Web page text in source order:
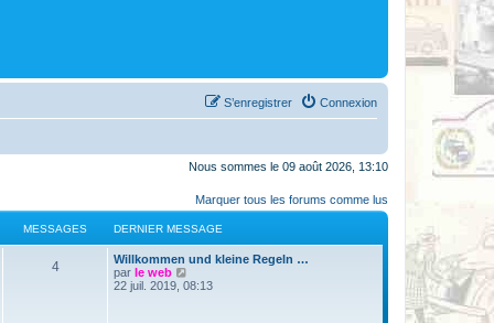
Connexion
S’enregistrer
Nous sommes le 09 août 2026, 13:10
Marquer tous les forums comme lus
MESSAGES DERNIER MESSAGE
4
Willkommen und kleine Regeln …
par le web
o
22 juil. 2019, 08:13